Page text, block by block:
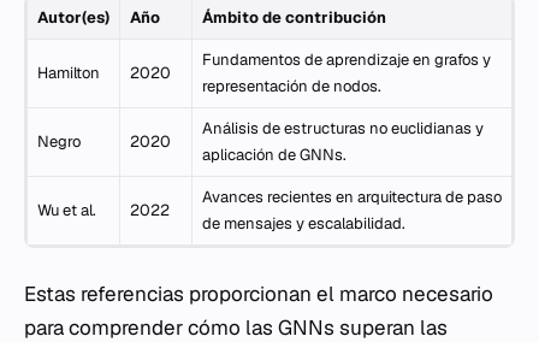
Autor(es) Año Ámbito de contribución
Hamilton 2020
Fundamentos de aprendizaje en grafos y
representación de nodos.
Negro 2020
Análisis de estructuras no euclidianas y
aplicación de GNNs.
Wu et al. 2022
Avances recientes en arquitectura de paso
de mensajes y escalabilidad.
Estas referencias proporcionan el marco necesario
para comprender cómo las GNNs superan las